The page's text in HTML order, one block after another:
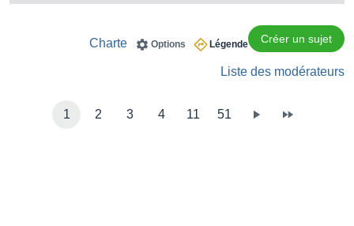
Créer un sujet
Légende
Options
Charte
Liste des modérateurs
1 2 3 4 11 51